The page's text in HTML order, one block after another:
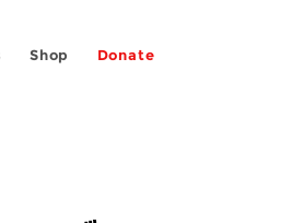
Shop Donate